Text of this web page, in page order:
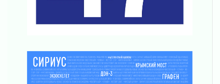
Клюква наливается, но в корзинку пока не
подняли зарплаты почти на 40% за год
03 августа 2026
Шесть новых жизней в честь дня рождения